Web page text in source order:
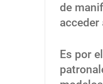
de
Es por